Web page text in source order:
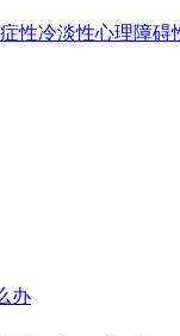
性冷淡性心理障碍
办